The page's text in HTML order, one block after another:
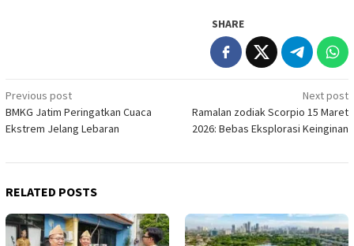
SHARE
Post
navigation
Previous post
BMKG Jatim Peringatkan Cuaca
Ekstrem Jelang Lebaran
Next post
Ramalan zodiak Scorpio 15 Maret
2026: Bebas Eksplorasi Keinginan
RELATED POSTS